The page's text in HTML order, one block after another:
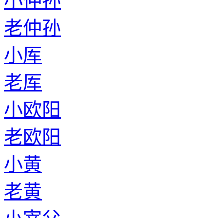
老仲孙
小厍
老厍
小欧阳
老欧阳
小黄
老黄